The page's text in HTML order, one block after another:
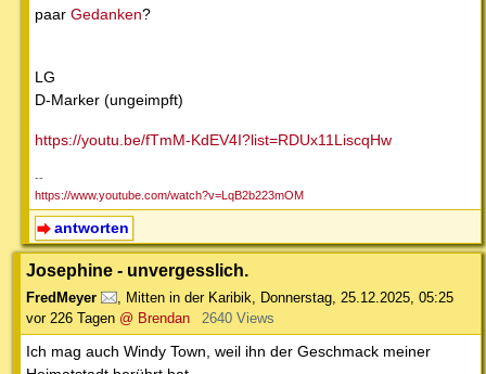
paar Gedanken?
LG
D-Marker (ungeimpft)
https://youtu.be/fTmM-KdEV4I?list=RDUx11LiscqHw
--
https://www.youtube.com/watch?v=LqB2b223mOM
antworten
Josephine - unvergesslich.
FredMeyer , Mitten in der Karibik, Donnerstag, 25.12.2025, 05:25
vor 226 Tagen @ Brendan 2640 Views
Ich mag auch Windy Town, weil ihn der Geschmack meiner